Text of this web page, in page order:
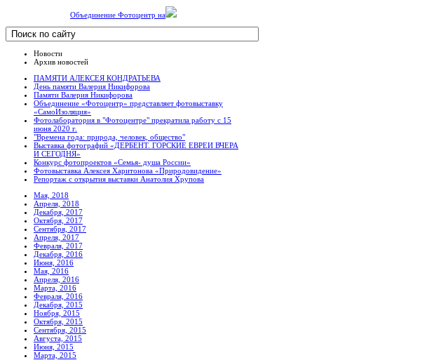
Объединение Фотоцентр на
Новости
Архив новостей
ПАМЯТИ АЛЕКСЕЯ КОНДРАТЬЕВА
День памяти Валерия Никифорова
Памяти Валерия Никифорова
Объединение «Фотоцентр» представляет фотовыставку
«СамоИзоляция»
Фотолаборатория в "Фотоцентре" прекратила работу с 15
июня 2020 г.
"Времена года: природа, человек, общество"
Выставка фотографий «ДЕРБЕНТ. ГОРСКИЕ ЕВРЕИ ВЧЕРА
И СЕГОДНЯ»
Конкурс фотопроектов «Семья- душа России»
Фотовыставка Алексея Харитонова «Природовидение»
Репортаж с открытия выставки Анатолия Хрупова
Мая, 2018
Апреля, 2018
Декабря, 2017
Октября, 2017
Сентября, 2017
Апреля, 2017
Февраля, 2017
Декабря, 2016
Июня, 2016
Мая, 2016
Апреля, 2016
Марта, 2016
Февраля, 2016
Декабря, 2015
Ноября, 2015
Октября, 2015
Сентября, 2015
Августа, 2015
Июня, 2015
Марта, 2015